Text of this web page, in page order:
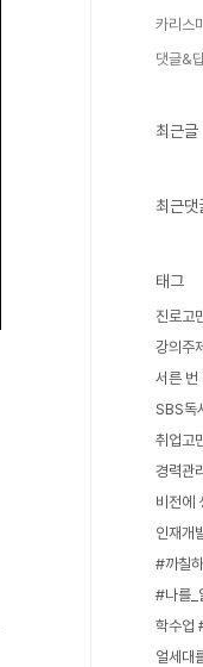
카리스
댓글&
최근글
최근댓
태그
진로고
강의주제
서른 번
SBS독
취업고
경력관리
비전에
인재개
#까칠
#나를_
학수업
얼세대